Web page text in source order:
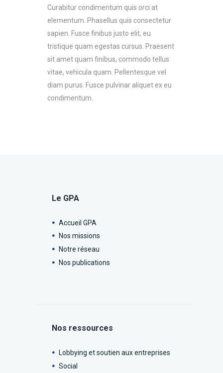
Curabitur condimentum quis orci at
elementum. Phasellus quis consectetur
sapien. Fusce finibus justo elit, eu
tristique quam egestas cursus. Praesent
sit amet quam finibus, commodo tellus
vitae, vehicula quam. Pellentesque vel
diam purus. Fusce pulvinar aliquet ex eu
condimentum.
Le GPA
Accueil GPA
Nos missions
Notre réseau
Nos publications
Nos ressources
Lobbying et soutien aux entreprises
Social